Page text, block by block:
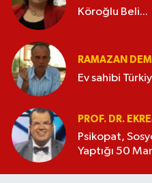
Köroğlu Beli...
RAMAZAN
Ev sahibi
PROF. DR.
Psikopat,
Yaptığı 50